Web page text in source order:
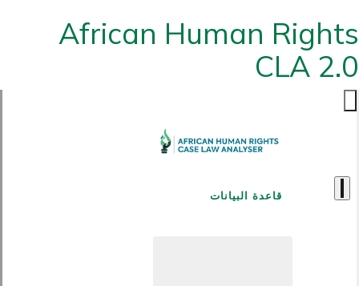
African Human Rights
CLA 2.0
قاعدة البيانات